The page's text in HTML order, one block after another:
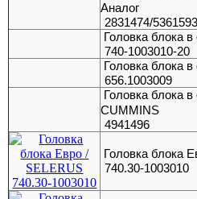
Аналог
2831474/5361593
Головка блока
740-1003010-20
Головка блока
656.1003009
Головка блока
CUMMINS
4941496
Головка блока
740.30-1003010